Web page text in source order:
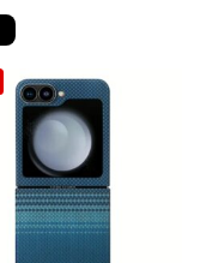
price
was:
2,190 ฿.1,490 ฿.